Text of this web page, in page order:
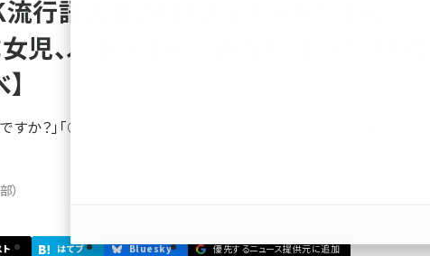
行語大賞2024ノミネート！ ほん
児、ふるっぱー…あなたはいくつわか
すか？」「○○界隈」「アサイーボウル」など、現役JCJKの流行を総ま
）
はてブ Bluesky 優先するニュース提供元に追加